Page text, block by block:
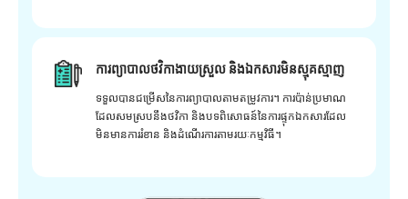
ការព្យាបាលថវិកាងាយស្រួល និងឯកសារមិនស្មុគស្មាញ
ទទួលបានជម្រើសនៃការព្យាបាលតាមតម្រូវការ។ ការប៉ាន់ប្រមាណ
ដែលសមស្របនឹងថវិកា និងបទពិសោធន៍នៃការផ្ទុកឯកសារដែល
មិនមានការរំខាន និងដំណើរការតាមរយៈកម្មវិធី។